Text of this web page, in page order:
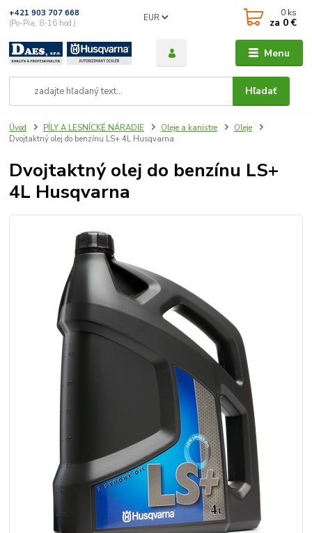
Menu
EUR
Hľadať
+421 903 707 668
(Po-Pia, 8-16 hod.)
0 ks
za 0 €
Úvod PÍLY A LESNÍCKÉ NÁRADIE Oleje a kanistre
Oleje
Dvojtaktný olej do benzínu LS+ 4L Husqvarna
Dvojtaktný olej do benzínu LS+
4L Husqvarna